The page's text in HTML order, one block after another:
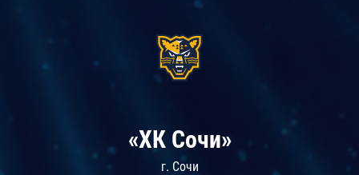
«ХК Сочи»
г. Сочи